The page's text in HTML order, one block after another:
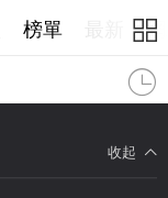
榜單
收起